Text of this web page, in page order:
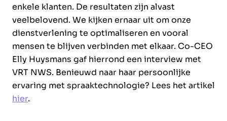
enkele klanten. De resultaten zijn alvast
veelbelovend. We kijken ernaar uit om onze
dienstverlening te optimaliseren en vooral
mensen te blijven verbinden met elkaar. Co-CEO
Elly Huysmans gaf hierrond een interview met
VRT NWS. Benieuwd naar haar persoonlijke
ervaring met spraaktechnologie? Lees het artikel
hier.